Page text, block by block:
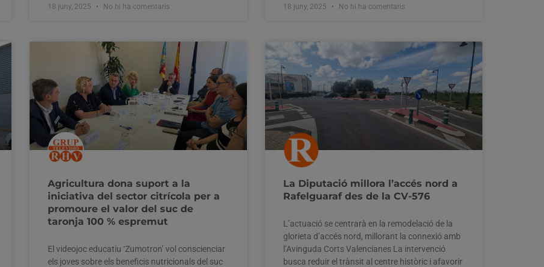
18 juny, 2025 No hi ha comentaris 18 juny, 2025 No hi ha comentaris
Agricultura dona suport a la
iniciativa del sector citrícola per a
promoure el valor del suc de
taronja 100 % espremut
El videojoc educatiu ‘Zumotron’ vol conscienciar
els joves sobre els beneficis nutricionals del suc
La Diputació millora l’accés nord a
Rafelguaraf des de la CV-576
L’actuació se centrarà en la remodelació de la
glorieta d’accés nord, millorant la connexió amb
l’Avinguda Corts Valencianes La intervenció
busca reduir el trànsit al centre històric i afavorir